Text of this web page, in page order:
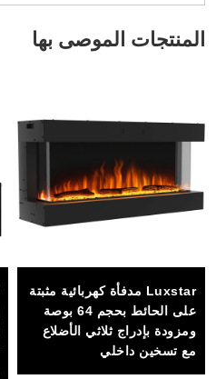
المنتجات الموصى بها
Luxstar مدفأة كهربائية مثبتة
على الحائط بحجم 64 بوصة
ومزودة بإدراج ثلاثي الأضلاع
مع تسخين داخلي